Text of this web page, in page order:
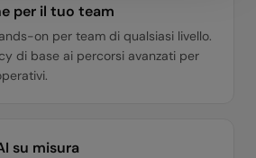
per il tuo team
on per team di qualsiasi livello.
di base ai percorsi avanzati per
su misura